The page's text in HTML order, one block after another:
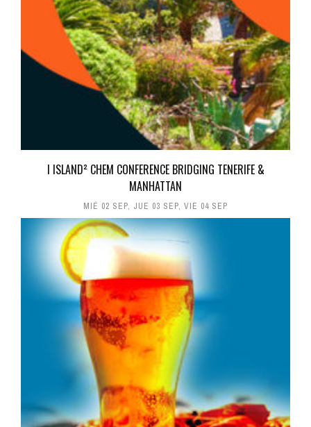
I ISLAND² CHEM CONFERENCE BRIDGING TENERIFE &
MANHATTAN
MIÉ 02 SEP, JUE 03 SEP, VIE 04 SEP